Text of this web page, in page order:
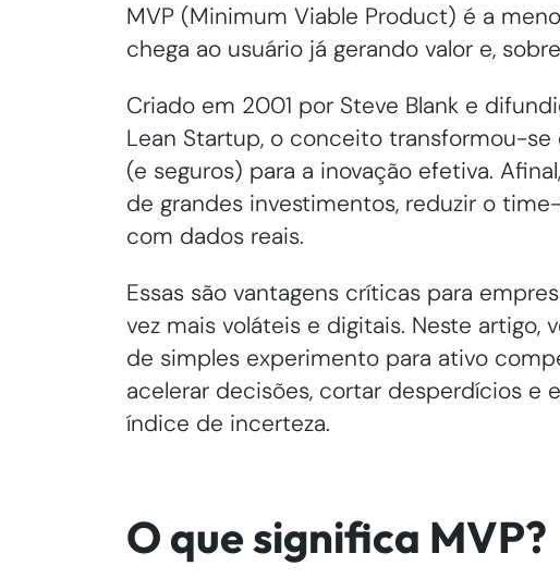
MVP (Minimum Viable Product) é a
chega ao usuário já gerando valor e,
Criado em 2001 por Steve Blank e
Lean Startup, o conceito transformou-
(e seguros) para a inovação efetiva.
de grandes investimentos, reduzir o
com dados reais.
Essas são vantagens críticas para
vez mais voláteis e digitais. Neste artigo,
de simples experimento para ativo
acelerar decisões, cortar desperdícios e
índice de incerteza.
O que significa MVP?